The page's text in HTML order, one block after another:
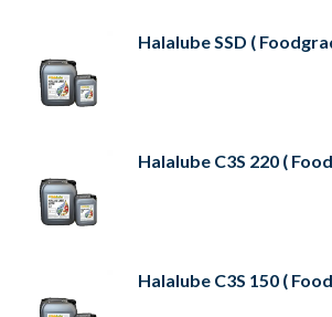
Halalube SSD (
Halalube C3S 220 (
Halalube C3S 150 (